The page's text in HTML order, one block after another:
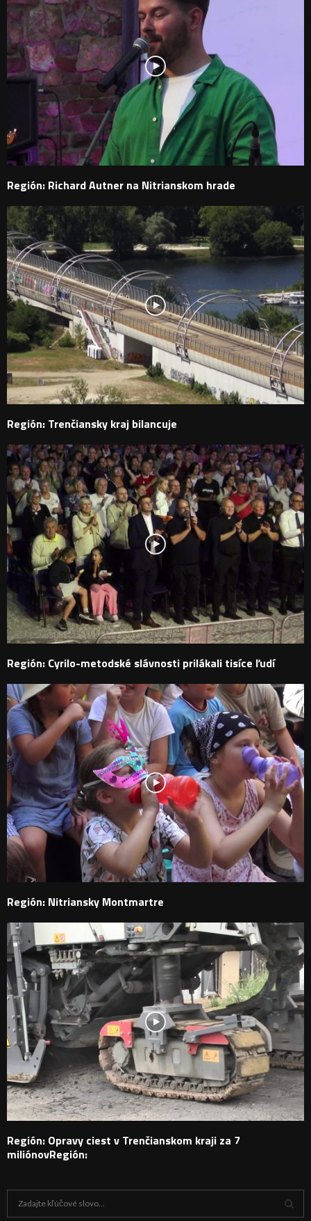
Región: Richard Autner na Nitrianskom hrade
Región: Trenčiansky kraj bilancuje
Región: Cyrilo-metodské slávnosti prilákali tisíce ľudí
Región: Nitriansky Montmartre
Región: Opravy ciest v Trenčianskom kraji za 7
miliónovRegión: